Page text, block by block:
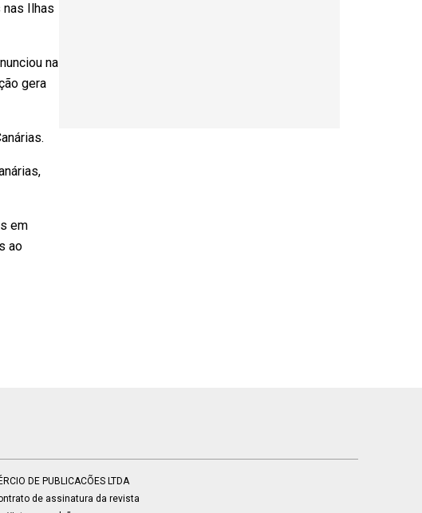
Ilhas
na
gera
em
ao
DE PUBLICACÕES LTDA
de assinatura da revista